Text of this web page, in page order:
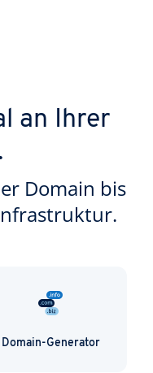
an Ihrer
Domain bis
Domain-Generator